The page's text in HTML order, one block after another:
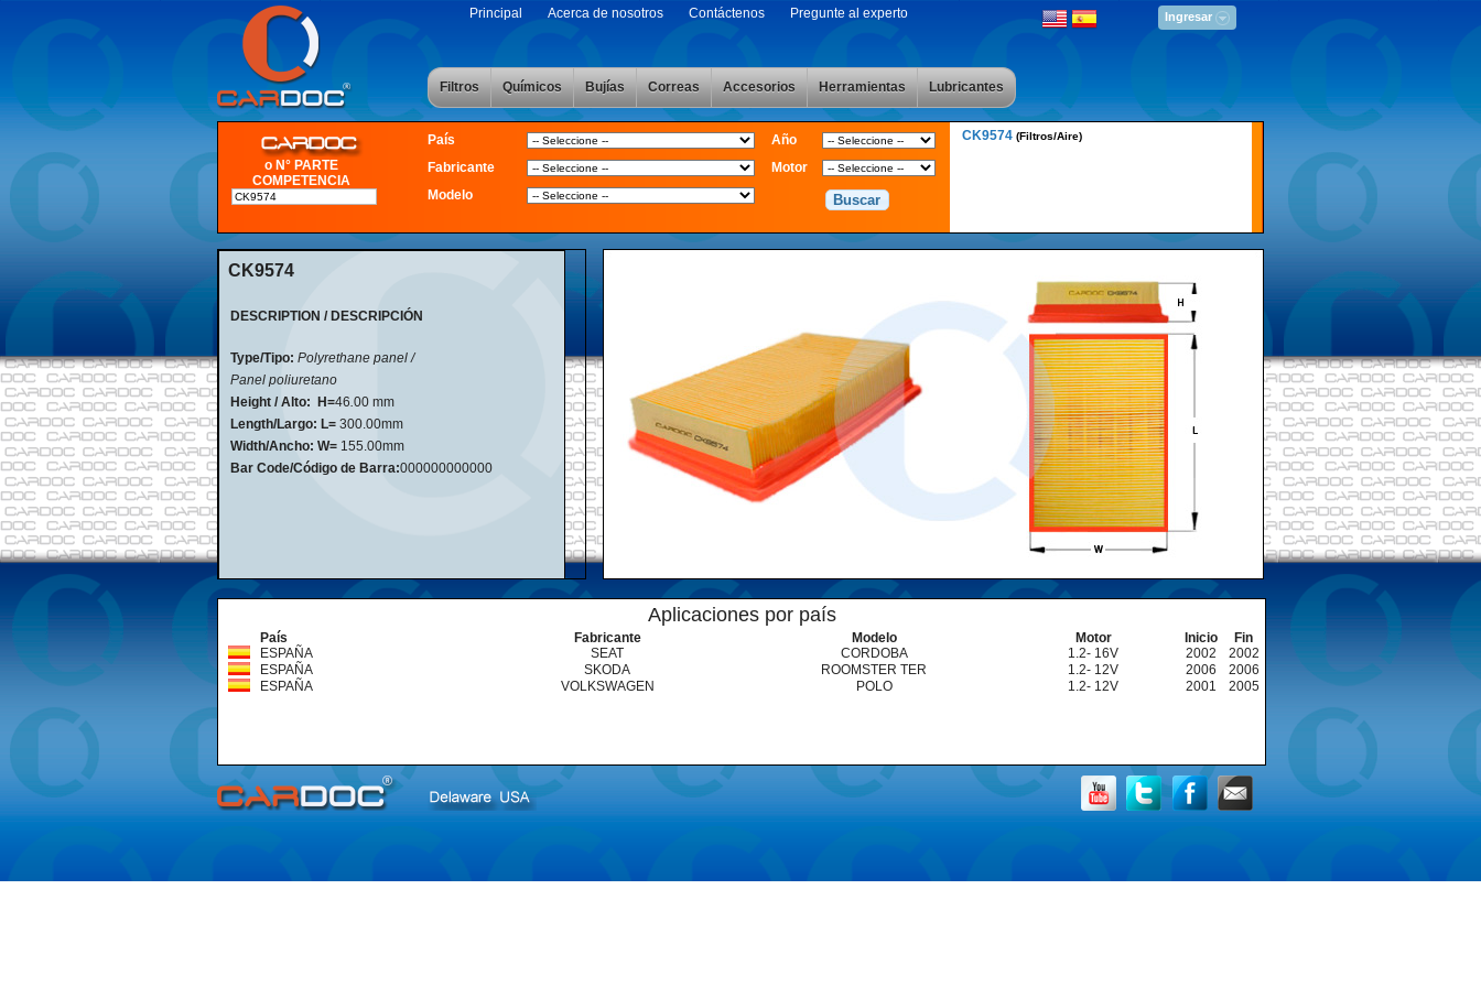
Principal Acerca de nosotros Contáctenos Pregunte al experto Ingresar
Filtros Químicos Bujías Correas Accesorios Herramientas Lubricantes
o N° PARTE
COMPETENCIA
País
Fabricante
Modelo
Año
Motor
CK9574 (Filtros/Aire)
CK9574
DESCRIPTION / DESCRIPCIÓN
Type/Tipo: Polyrethane panel /
Panel poliuretano
Height / Alto:
H=46.00 mm
Length/Largo: L= 300.00mm
Width/Ancho: W= 155.00mm
Bar Code/Código de Barra:000000000000
Aplicaciones por país
País Fabricante Modelo Motor Inicio
Fin
ESPAÑA
SEAT CORDOBA 1.2- 16V 2002
2002
ESPAÑA
SKODA ROOMSTER TER 1.2- 12V 2006
2006
ESPAÑA
VOLKSWAGEN POLO 1.2- 12V 2001 2005